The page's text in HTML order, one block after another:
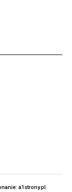
a1strony.pl